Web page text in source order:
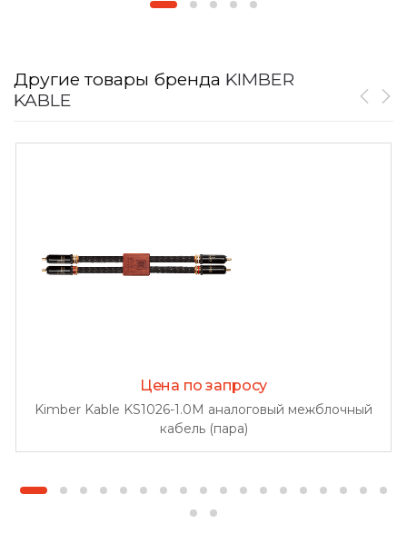
Другие товары бренда KIMBER
KABLE
Цена по запросу
Kimber Kable KS1026-1.0M аналоговый межблочный
кабель (пара)